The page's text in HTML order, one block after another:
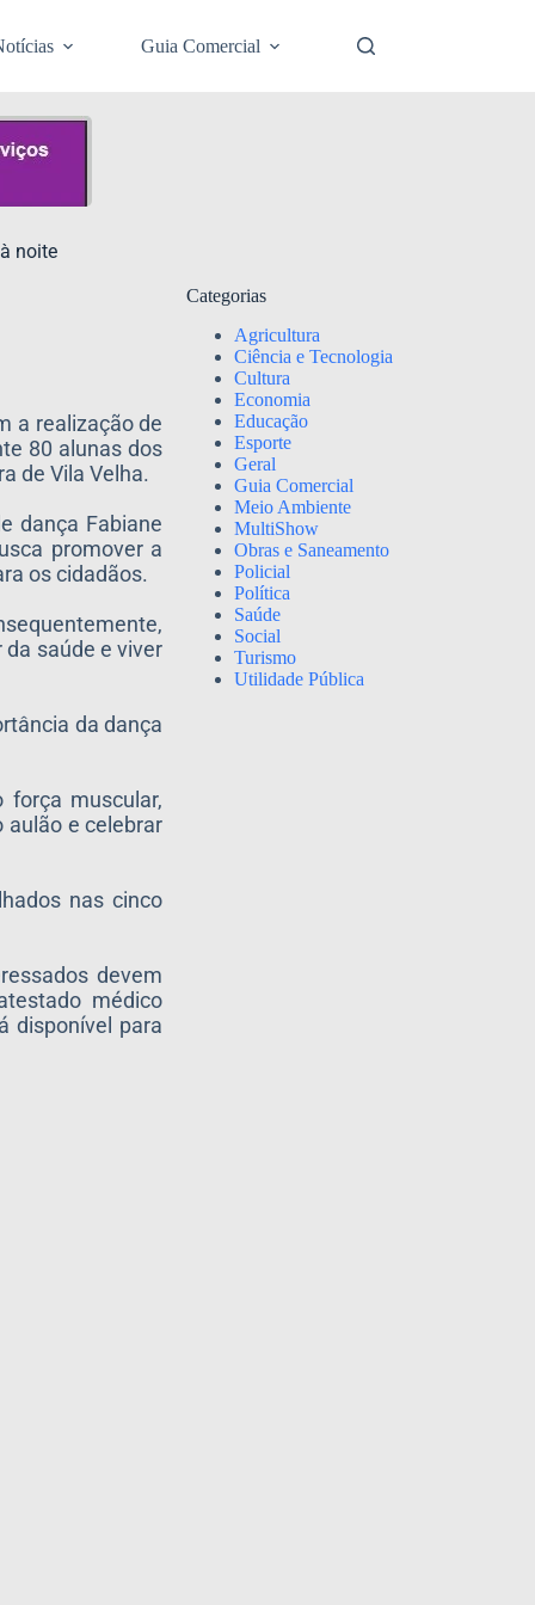
Guia Comercial
noite
a realização de
80 alunas dos
de Vila Velha.
dança Fabiane
promover a
os cidadãos.
saúde e viver
da dança
força muscular,
aulão e celebrar
nas cinco
devem
médico
disponível para
Categorias
Agricultura
Ciência e Tecnologia
Cultura
Economia
Educação
Esporte
Geral
Guia Comercial
Meio Ambiente
MultiShow
Obras e Saneamento
Policial
Política
Saúde
Social
Turismo
Utilidade Pública